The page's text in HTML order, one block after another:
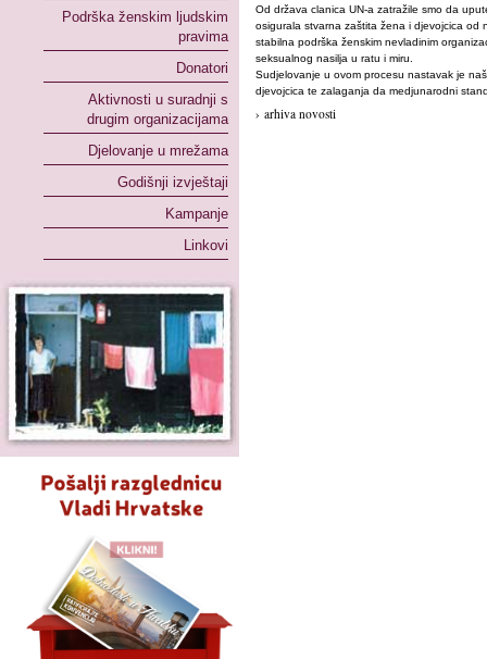
Podrška ženskim ljudskim
pravima
Donatori
Aktivnosti u suradnji s
drugim organizacijama
Djelovanje u mrežama
Godišnji izvještaji
Kampanje
Linkovi
Od država clanica UN-a zatražile smo da
osigurala stvarna zaštita žena i djevojcica od
stabilna podrška ženskim nevladinim
seksualnog nasilja u ratu i miru.
Sudjelovanje u ovom procesu nastavak je
djevojcica te zalaganja da medjunarodni
› arhiva novosti